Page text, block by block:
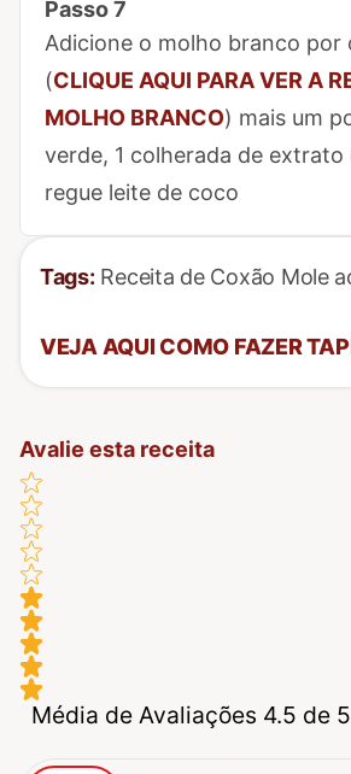
Passo 7
Marcar Passo 7 como concluído
Adicione o molho branco por
(CLIQUE AQUI PARA VER A
MOLHO BRANCO) mais um
verde, 1 colherada de
regue leite de coco
Tags: Receita de Coxão Mole
VEJA AQUI COMO FAZER
Avalie esta receita
Média de Avaliações 4.5 de